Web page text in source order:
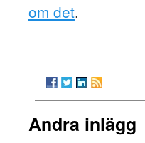
om det.
Andra inlägg